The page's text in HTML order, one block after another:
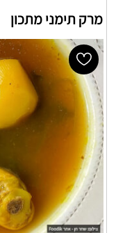
מרק תימני מתכון